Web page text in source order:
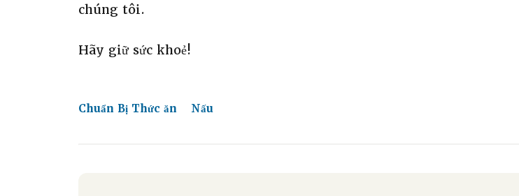
chúng tôi.
Hãy giữ sức khoẻ!
Chuẩn Bị Thức ăn Nấu